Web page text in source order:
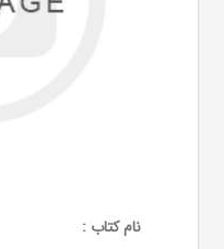
نام کتاب :